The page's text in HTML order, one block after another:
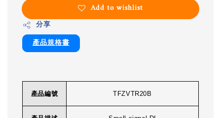
Add to wishlist
分享
產品規格書
產品編號 TFZVTR20B